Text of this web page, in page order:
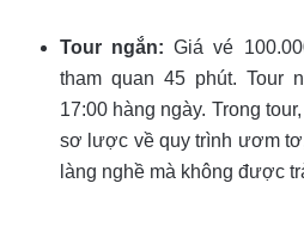
Tour ngắn: Giá vé
tham quan 45 phút. Tour
17:00 hàng ngày. Trong
sơ lược về quy trình ươm
làng nghề mà không được